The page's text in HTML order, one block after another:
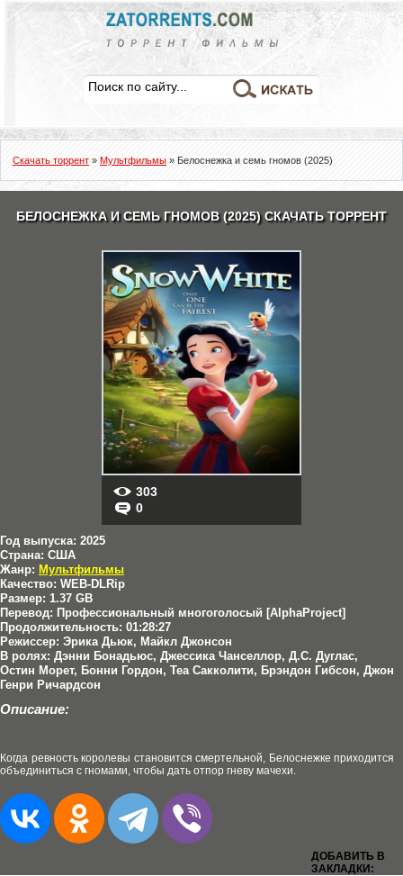
Скачать торрент » Мультфильмы » Белоснежка и семь гномов (2025)
БЕЛОСНЕЖКА И СЕМЬ ГНОМОВ (2025) СКАЧАТЬ ТОРРЕНТ
303
0
Год выпуска: 2025
Страна: США
Жанр: Мультфильмы
Качество: WEB-DLRip
Размер: 1.37 GB
Перевод: Профессиональный многоголосый [AlphaProject]
Продолжительность: 01:28:27
Режиссер: Эрика Дьюк, Майкл Джонсон
В ролях: Дэнни Бонадьюс, Джессика Чанселлор, Д.С. Дуглас,
Остин Морет, Бонни Гордон, Теа Сакколити, Брэндон Гибсон, Джон
Генри Ричардсон
Описание:
Когда ревность королевы становится смертельной, Белоснежке приходится
объединиться с гномами, чтобы дать отпор гневу мачехи.
ДОБАВИТЬ В
ЗАКЛАДКИ: